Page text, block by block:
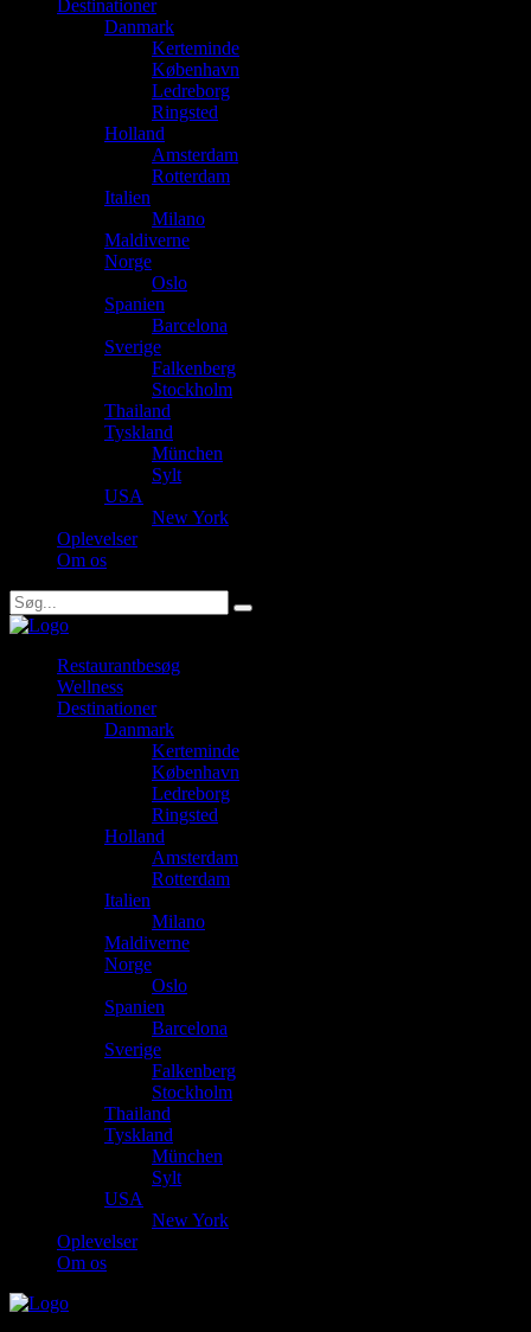
Destinationer
Danmark
Kerteminde
København
Ledreborg
Ringsted
Holland
Amsterdam
Rotterdam
Italien
Milano
Maldiverne
Norge
Oslo
Spanien
Barcelona
Sverige
Falkenberg
Stockholm
Thailand
Tyskland
München
Sylt
USA
New York
Oplevelser
Om os
Restaurantbesøg
Wellness
Destinationer
Danmark
Kerteminde
København
Ledreborg
Ringsted
Holland
Amsterdam
Rotterdam
Italien
Milano
Maldiverne
Norge
Oslo
Spanien
Barcelona
Sverige
Falkenberg
Stockholm
Thailand
Tyskland
München
Sylt
USA
New York
Oplevelser
Om os